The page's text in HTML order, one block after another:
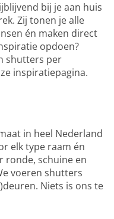
bij je aan huis
Zij tonen je alle
én maken direct
opdoen?
shutters per
inspiratiepagina.
in heel Nederland
elk type raam én
ronde, schuine en
voeren shutters
Niets is ons te